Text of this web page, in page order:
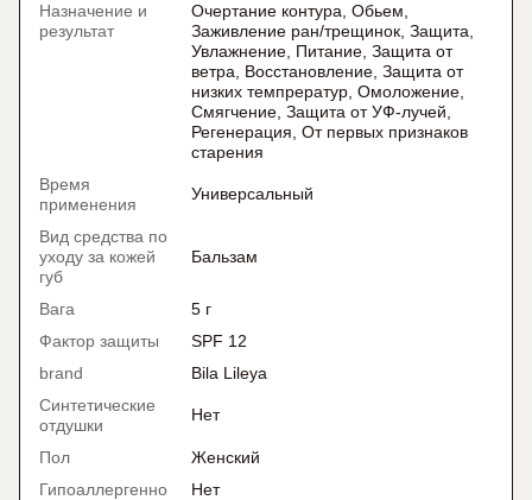
Назначение и
результат
Очертание контура, Обьем,
Заживление ран/трещинок, Защита,
Увлажнение, Питание, Защита от
ветра, Восстановление, Защита от
низких темпрератур, Омоложение,
Смягчение, Защита от УФ-лучей,
Регенерация, От первых признаков
старения
Время
применения
Универсальный
Вид средства по
уходу за кожей
губ
Бальзам
Вага
5 г
Фактор защиты
SPF 12
brand
Bila Lileya
Синтетические
отдушки
Нет
Пол
Женский
Гипоаллергенно
Нет